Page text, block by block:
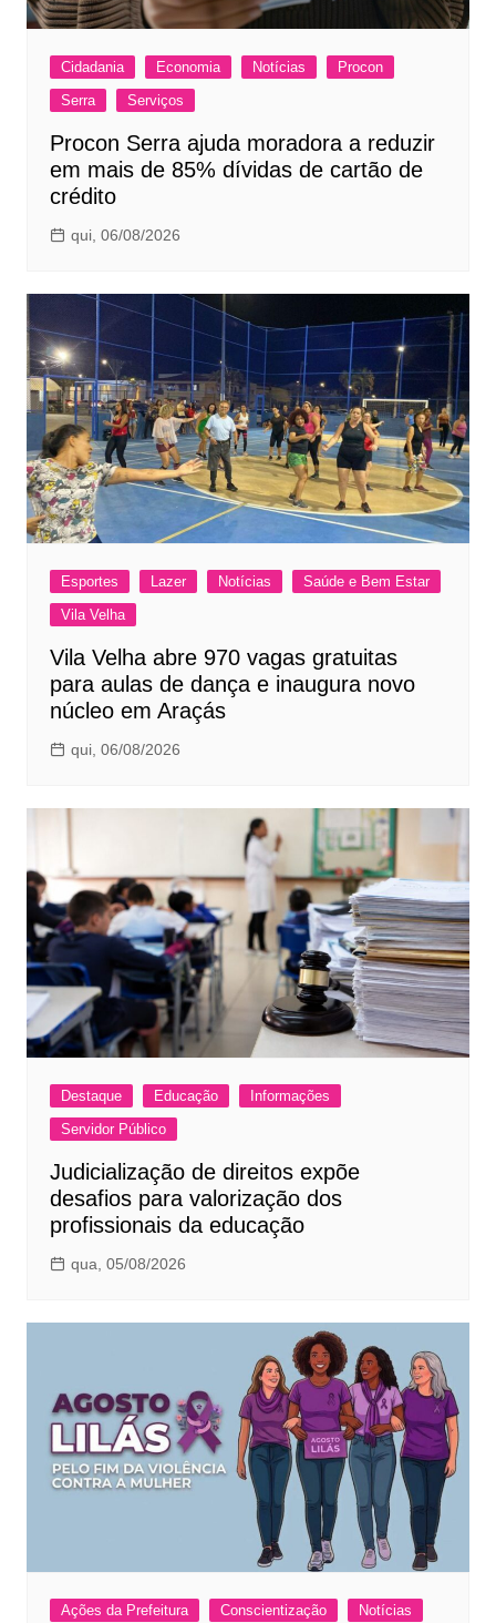
Cidadania Economia Notícias
Procon
Serra
Serviços
Procon Serra ajuda moradora a reduzir
em mais de 85% dívidas de cartão de
crédito
qui, 06/08/2026
Esportes Lazer Notícias
Saúde e Bem Estar
Vila Velha
Vila Velha abre 970 vagas gratuitas
para aulas de dança e inaugura novo
núcleo em Araçás
qui, 06/08/2026
Destaque Educação
Informações
Servidor Público
Judicialização de direitos expõe
desafios para valorização dos
profissionais da educação
qua, 05/08/2026
Ações da Prefeitura Conscientização
Notícias